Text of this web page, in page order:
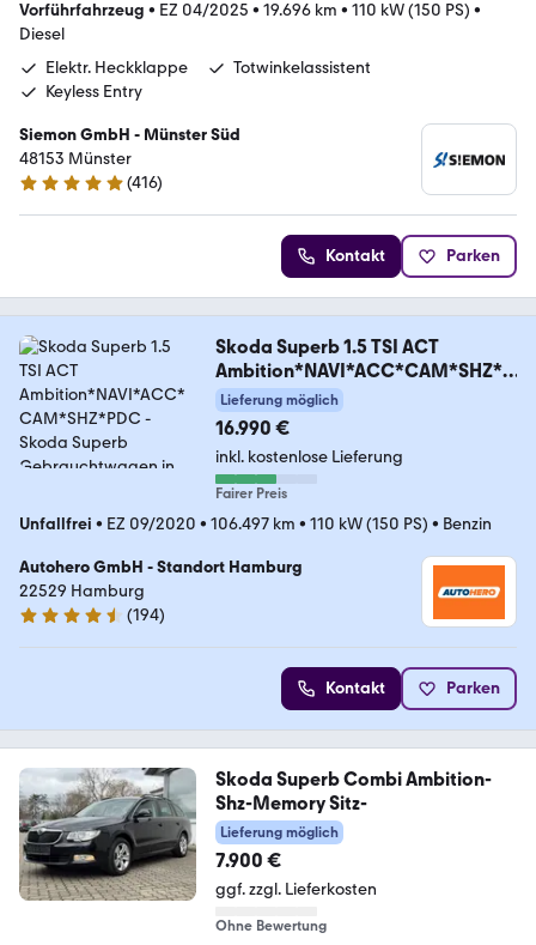
Vorführfahrzeug • EZ 04/2025 • 19.696 km • 110 kW (150 PS) •
Diesel
Elektr. Heckklappe
Totwinkelassistent
Keyless Entry
Siemon GmbH - Münster Süd
48153 Münster
4.8 Sterne
(416)
Kontakt Parken
Skoda Superb 1.5 TSI ACT
Ambition*NAVI*ACC*CAM*SHZ*P
DC
Lieferung möglich
16.990 €
inkl. kostenlose Lieferung
Fairer Preis
Unfallfrei • EZ 09/2020 • 106.497 km • 110 kW (150 PS) • Benzin
Autohero GmbH - Standort Hamburg
22529 Hamburg
4.6 Sterne
(194)
Kontakt Parken
Skoda Superb Combi Ambition-
Shz-Memory Sitz-
Lieferung möglich
7.900 €
ggf. zzgl. Lieferkosten
Ohne Bewertung